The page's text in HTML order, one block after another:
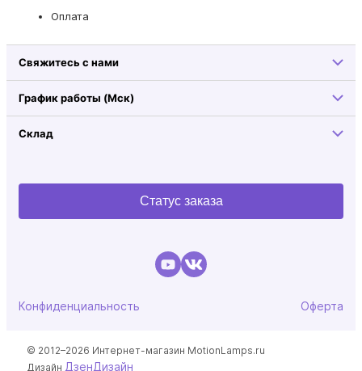
Оплата
Свяжитесь с нами
График работы (Мск)
Склад
Статус заказа
Конфиденциальность Оферта
© 2012–2026 Интернет-магазин MotionLamps.ru
Дизайн ДзенДизайн